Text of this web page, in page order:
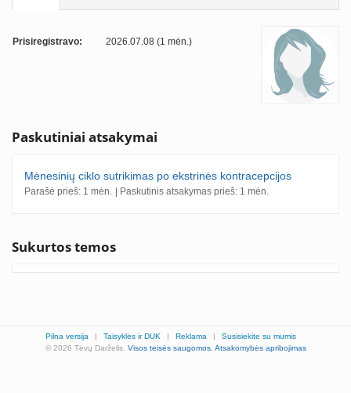
Prisiregistravo: 2026.07.08 (1 mėn.)
Paskutiniai atsakymai
Mėnesinių ciklo sutrikimas po ekstrinės kontracepcijos
Parašė prieš: 1 mėn. | Paskutinis atsakymas prieš: 1 mėn.
Sukurtos temos
Pilna versija | Taisyklės ir DUK | Reklama |
Susisiekite su mumis
© 2026 Tėvų Darželis. Visos teisės saugomos. Atsakomybės apribojimas